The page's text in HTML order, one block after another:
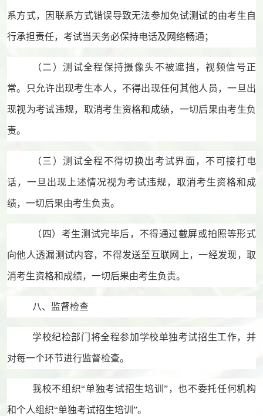
系方式，因联系方式错误导致无法参加免试测试的由考生自
行承担责任，考试当天务必保持电话及网络畅通；
（二）测试全程保持摄像头不被遮挡，视频信号正
常。只允许出现考生本人，不得出现任何其他人员，一旦出
现视为考试违规，取消考生资格和成绩，一切后果由考生负
责。
（三）测试全程不得切换出考试界面，不可接打电
话，一旦出现上述情况视为考试违规，取消考生资格和成
绩，一切后果由考生负责。
（四）考生测试完毕后， 不得通过截屏或拍照等形式
向他人透漏测试内容，不得发送至互联网上，一经发现，取
消考生资格和成绩，一切后果由考生负责。
八、监督检查
学校纪检部门 将全程参加学校单独考试招生工作，并
对每一个环节进行监督检查。
我校不组织“单独考试招生培训”，也不委托任何机构
和个人组织“单独考试招生培训 ”。